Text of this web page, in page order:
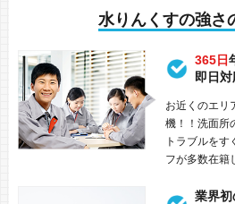
水りんくすの強さ
365日
即日
お近くのエリ
機！！洗面所
トラブルをす
フが多数在籍
業界